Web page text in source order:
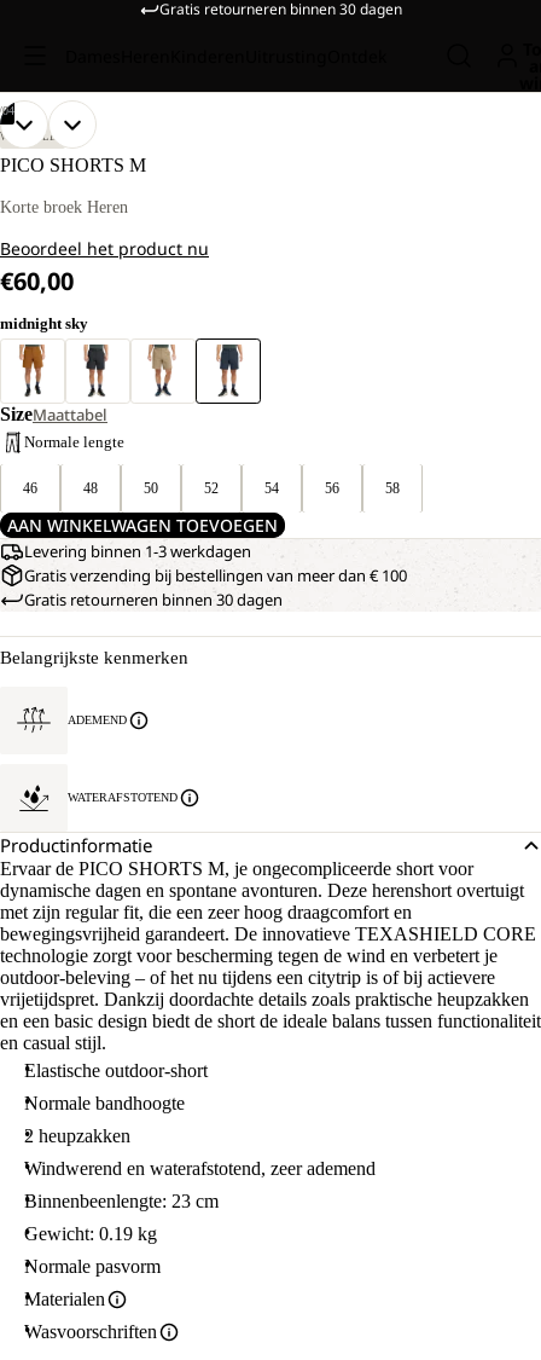
Gratis retourneren binnen 30 dagen
ONS
MODEL
IS
CM
EN
MAAT
04
AFBEELDING
OPENEN
VOLLEDIG
ONS
MODEL
IS
CM
EN
MAAT
AFBEELDING
OPENEN
VOLLEDIG
AFBEELDING
OPENEN
VOLLEDIG
AFBEELDING
OPENEN
VOLLEDIG
WANDELEN
PICO SHORTS M
Korte broek Heren
Beoordeel het product nu
€60,00
midnight sky
SizeMaattabel
Normale lengte
46 48 50 52 54 56 58
AAN WINKELWAGEN TOEVOEGEN
Levering binnen 1-3 werkdagen
Gratis verzending bij bestellingen van meer dan € 100
Gratis retourneren binnen 30 dagen
Belangrijkste kenmerken
ADEMEND
WATERAFSTOTEND
Productinformatie
Ervaar de PICO SHORTS M, je ongecompliceerde short voor
dynamische dagen en spontane avonturen. Deze herenshort overtuigt
met zijn regular fit, die een zeer hoog draagcomfort en
bewegingsvrijheid garandeert. De innovatieve TEXASHIELD CORE
technologie zorgt voor bescherming tegen de wind en verbetert je
outdoor-beleving – of het nu tijdens een citytrip is of bij actievere
vrijetijdspret. Dankzij doordachte details zoals praktische heupzakken
en een basic design biedt de short de ideale balans tussen functionaliteit
en casual stijl.
Elastische outdoor-short
Normale bandhoogte
2 heupzakken
Windwerend en waterafstotend, zeer ademend
Binnenbeenlengte: 23 cm
Gewicht: 0.19 kg
Normale pasvorm
Materialen
Wasvoorschriften